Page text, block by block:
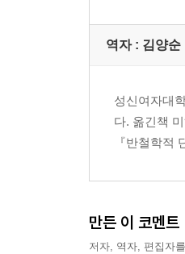
Ⅴ. 개인 분석에
첫 번째 꿈 … 451
무의식에 대한
성자와 창녀 …
신탁몽 … 476
마지막 꿈 … 492
역자 : 김양순
성신여자대
다. 옮긴책
『반철학적
만든 이 코멘트
저자, 역자, 편집자